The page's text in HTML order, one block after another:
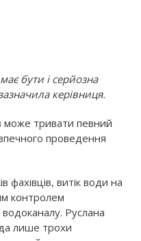
бути і серйозна
керівниця.
може тривати певний
проведення
фахівців, витік води на
контролем
водоканалу. Руслана
лише трохи